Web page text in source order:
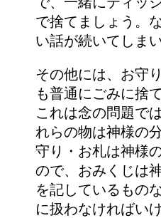
で捨てましょう。
い話が続いてしま
その他には、お守
も普通にごみに捨
これは念の問題で
れらの物は神様の
守り・お札は神様
ので、おみくじは
を記しているもの
に扱わなければい